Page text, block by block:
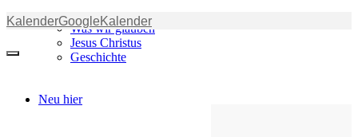
Was wir glauben
Jesus Christus
Geschichte
Neu hier
KalenderGoogleKalender